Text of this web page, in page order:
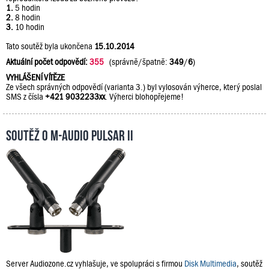
1. 5 hodin
2. 8 hodin
3. 10 hodin
Tato soutěž byla ukončena 15.10.2014
Aktuální počet odpovědí:355 (správně/špatně: 349/6)
VYHLÁŠENÍ VÍTĚZE
Ze všech správných odpovědí (varianta 3.) byl vylosován výherce, který poslal
SMS z čísla +421 9032233xx. Výherci blohopřejeme!
Soutěž o M-Audio PULSAR II
Server Audiozone.cz vyhlašuje, ve spolupráci s firmou Disk Multimedia, soutěž